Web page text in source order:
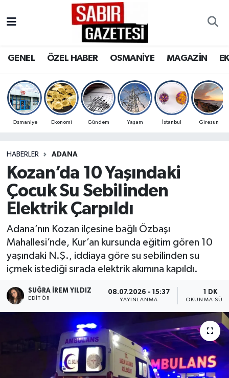
GENEL ÖZEL HABER OSMANİYE MAGAZİN
Osmaniye Ekonomi Gündem Yaşam İstanbul Giresun
HABERLER ADANA
Kozan’da 10 Yaşındaki
Çocuk Su Sebilinden
Elektrik Çarpıldı
Adana’nın Kozan ilçesine bağlı Özbaşı
Mahallesi’nde, Kur’an kursunda eğitim gören 10
yaşındaki N.Ş., iddiaya göre su sebilinden su
içmek istediği sırada elektrik akımına kapıldı.
SUĞRA İREM YILDIZ
EDITÖR
08.07.2026 - 15:37
YAYINLANMA
1 DK
OKUNMA
OSMANİYE
MAGAZİN
SPOR
RESMİ İLANLAR
Osmaniye Nöbetçi Eczaneler
Osmaniye Trafik Yoğunluk Haritası
Süper Lig Puan Durumu ve Fikstür
Son Dakika Haberleri
Haber Arşivi